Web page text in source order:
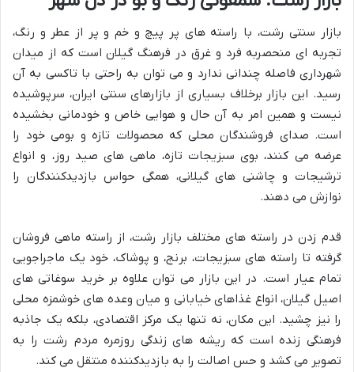
بازار سنتی رشت، با راسته های پر پیچ و خم و پر از عطر و رنگ،
تجربه ای منحصربه فرد و غرق در فرهنگ گیلان است که از میدان
شهرداری فاصله چندانی ندارد و می توان به راحتی با تاکسی به آن
رسید. این بازار برخلاف بسیاری از بازارهای سنتی ایران، سرپوشیده
نیست و همین امر به آن حال و هوایی خاص و خودمانی بخشیده
است. صدای فروشندگان محلی که محصولات تازه و بومی خود را
عرضه می کنند، بوی سبزیجات تازه، ماهی های صید روز، و انواع
ترشیجات و چاشنی های گیلانی، همگی حواس بازدیدکنندگان را
نوازش می دهند.
قدم زدن در راسته های مختلف بازار رشت، از راسته ماهی فروشان
گرفته تا راسته های سبزیجات، برنج، و پوشاک، خود یک ماجراجویی
تمام عیار است. در این بازار می توان علاوه بر خرید سوغاتی های
اصیل گیلان، انواع غذاهای خیابانی و میان وعده های خوشمزه محلی
را نیز چشید. این مکان، نه تنها یک مرکز اقتصادی، بلکه یک جاذبه
فرهنگی زنده است که ریشه های زندگی روزمره مردم رشت را به
تصویر می کشد و حس اصالت را به بازدیدکننده منتقل می کند.